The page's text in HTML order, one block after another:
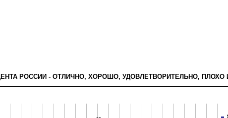
РОССИИ - ОТЛИЧНО, ХОРОШО, УДОВЛЕТВОРИТЕЛЬНО, ПЛОХО